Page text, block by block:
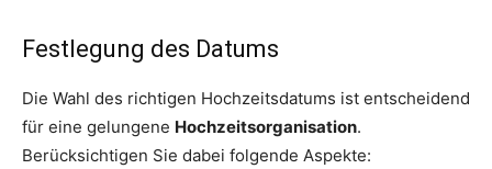
Festlegung des Datums
Die Wahl des richtigen Hochzeitsdatums ist entscheidend
für eine gelungene Hochzeitsorganisation.
Berücksichtigen Sie dabei folgende Aspekte: